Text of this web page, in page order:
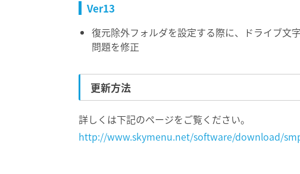
Ver13
復元除外フォルダを設定する際に、ドライブ文
問題を修正
更新方法
詳しくは下記のページをご覧ください。
http://www.skymenu.net/software/download/